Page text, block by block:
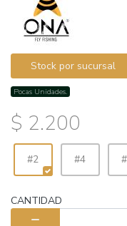
Stock por sucursal
Pocas Unidades.
$ 2.200
#2 #4
CANTIDAD